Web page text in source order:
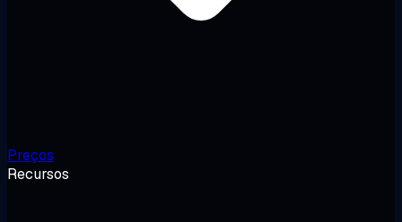
Preços
Recursos